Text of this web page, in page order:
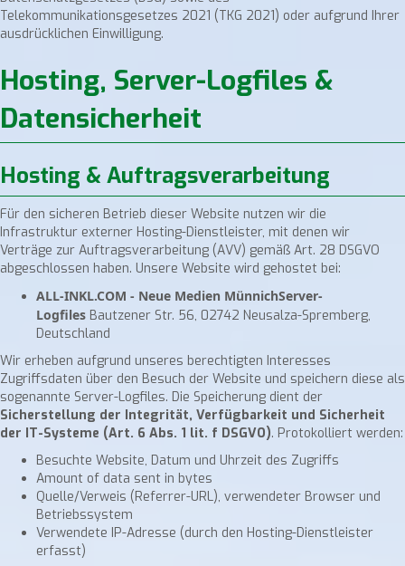
Telekommunikationsgesetzes 2021 (TKG 2021) oder aufgrund Ihrer
ausdrücklichen Einwilligung.
Hosting, Server-Logfiles &
Datensicherheit
Hosting & Auftragsverarbeitung
Für den sicheren Betrieb dieser Website nutzen wir die
Infrastruktur externer Hosting-Dienstleister, mit denen wir
Verträge zur Auftragsverarbeitung (AVV) gemäß Art. 28 DSGVO
abgeschlossen haben. Unsere Website wird gehostet bei:
ALL-INKL.COM - Neue Medien MünnichServer-
Logfiles Bautzener Str. 56, 02742 Neusalza-Spremberg,
Deutschland
Wir erheben aufgrund unseres berechtigten Interesses
Zugriffsdaten über den Besuch der Website und speichern diese als
sogenannte Server-Logfiles. Die Speicherung dient der
Sicherstellung der Integrität, Verfügbarkeit und Sicherheit
der IT-Systeme (Art. 6 Abs. 1 lit. f DSGVO). Protokolliert werden:
Besuchte Website, Datum und Uhrzeit des Zugriffs
Amount of data sent in bytes
Quelle/Verweis (Referrer-URL), verwendeter Browser und
Betriebssystem
Verwendete IP-Adresse (durch den Hosting-Dienstleister
erfasst)